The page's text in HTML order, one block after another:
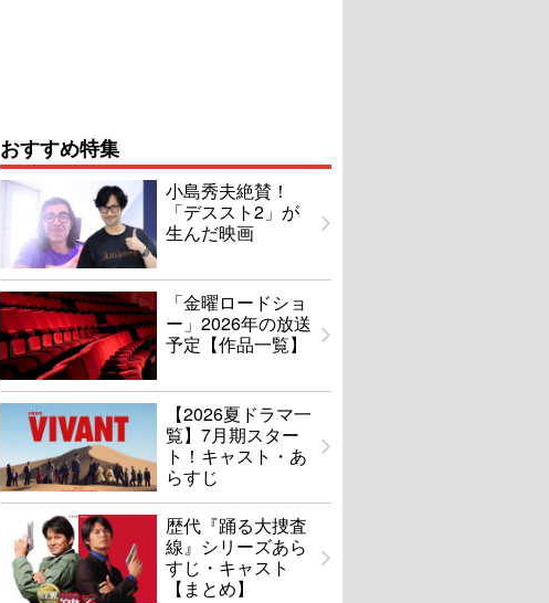
おすすめ特集
小島秀夫絶賛！
「デススト2」が
生んだ映画
「金曜ロードショ
ー」2026年の放送
予定【作品一覧】
【2026夏ドラマ一
覧】7月期スター
ト！キャスト・あ
らすじ
歴代『踊る大捜査
線』シリーズあら
すじ・キャスト
【まとめ】